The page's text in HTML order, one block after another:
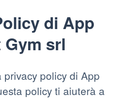
di App
srl
policy di App
policy ti aiuterà a